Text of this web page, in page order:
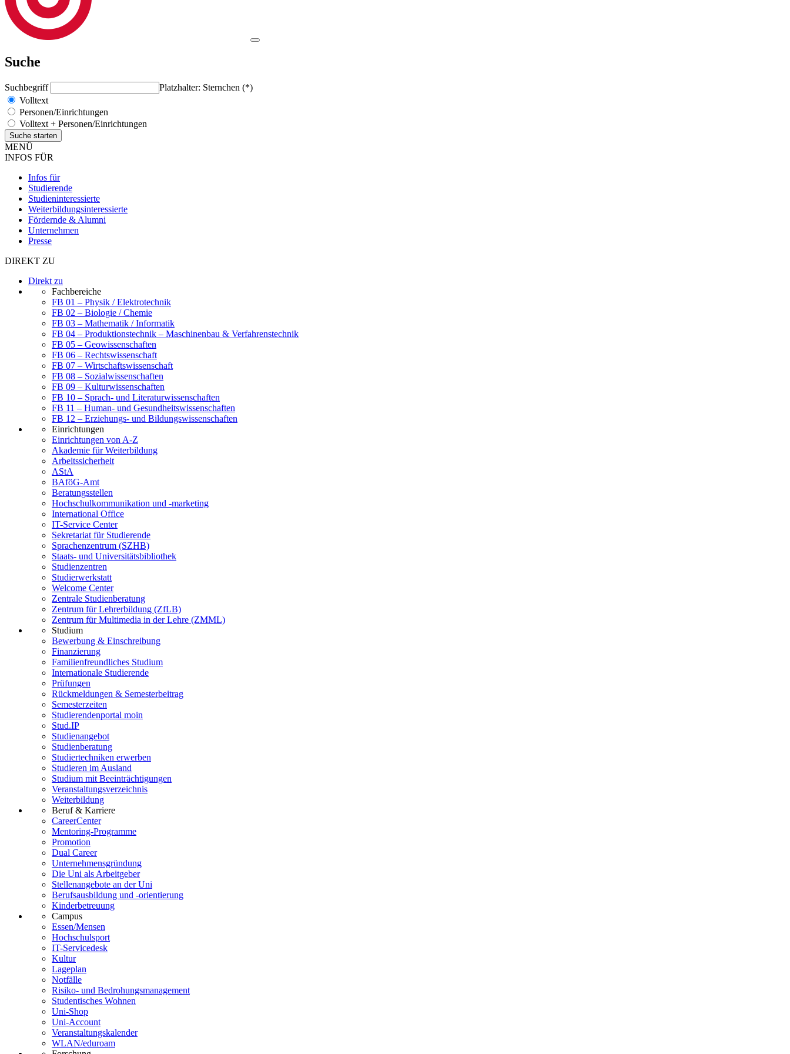
Suche
Suchbegriff
Platzhalter: Sternchen (*)
Volltext
Personen/Einrichtungen
Volltext + Personen/Einrichtungen
MENÜ
INFOS FÜR
Infos für
Studierende
Studieninteressierte
Weiterbildungsinteressierte
Fördernde & Alumni
Unternehmen
Presse
DIREKT ZU
Direkt zu
Fachbereiche
FB 01 – Physik / Elektrotechnik
FB 02 – Biologie / Chemie
FB 03 – Mathematik / Informatik
FB 04 – Produktionstechnik – Maschinenbau & Verfahrenstechnik
FB 05 – Geowissenschaften
FB 06 – Rechtswissenschaft
FB 07 – Wirtschaftswissenschaft
FB 08 – Sozialwissenschaften
FB 09 – Kulturwissenschaften
FB 10 – Sprach- und Literaturwissenschaften
FB 11 – Human- und Gesundheitswissenschaften
FB 12 – Erziehungs- und Bildungswissenschaften
Einrichtungen
Einrichtungen von A-Z
Akademie für Weiterbildung
Arbeitssicherheit
AStA
BAföG-Amt
Beratungsstellen
Hochschulkommunikation und -marketing
International Office
IT-Service Center
Sekretariat für Studierende
Sprachenzentrum (SZHB)
Staats- und Universitätsbibliothek
Studienzentren
Studierwerkstatt
Welcome Center
Zentrale Studienberatung
Zentrum für Lehrerbildung (ZfLB)
Zentrum für Multimedia in der Lehre (ZMML)
Studium
Bewerbung & Einschreibung
Finanzierung
Familienfreundliches Studium
Internationale Studierende
Prüfungen
Rückmeldungen & Semesterbeitrag
Semesterzeiten
Studierendenportal moin
Stud.IP
Studienangebot
Studienberatung
Studiertechniken erwerben
Studieren im Ausland
Studium mit Beeinträchtigungen
Veranstaltungsverzeichnis
Weiterbildung
Beruf & Karriere
CareerCenter
Mentoring-Programme
Promotion
Dual Career
Unternehmensgründung
Die Uni als Arbeitgeber
Stellenangebote an der Uni
Berufsausbildung und -orientierung
Kinderbetreuung
Campus
Essen/Mensen
Hochschulsport
IT-Servicedesk
Kultur
Lageplan
Notfälle
Risiko- und Bedrohungsmanagement
Studentisches Wohnen
Uni-Shop
Uni-Account
Veranstaltungskalender
WLAN/eduroam